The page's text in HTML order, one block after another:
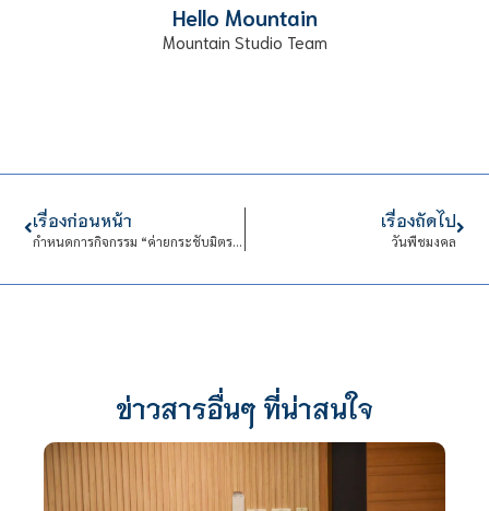
Hello Mountain
Mountain Studio Team
เรื่องก่อนหน้า
กำหนดการกิจกรรม “ค่ายกระชับมิตร” รุ่นที่ 19 ประจำปีการศึกษา 2565
เรื่องถัดไป
วันพืชมงคล
ข่าวสารอื่นๆ ที่น่าสนใจ